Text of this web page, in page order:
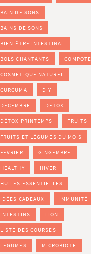
BAIN DE SONS
BAINS DE SONS
BIEN-ÊTRE INTESTINAL
BOLS CHANTANTS COMPOTE
COSMÉTIQUE NATUREL
CURCUMA DIY
DÉCEMBRE DÉTOX
DÉTOX PRINTEMPS FRUITS
FRUITS ET LÉGUMES DU MOIS
FÉVRIER GINGEMBRE
HEALTHY HIVER
HUILES ESSENTIELLES
IDÉES CADEAUX IMMUNITÉ
INTESTINS LION
LISTE DES COURSES
LÉGUMES MICROBIOTE